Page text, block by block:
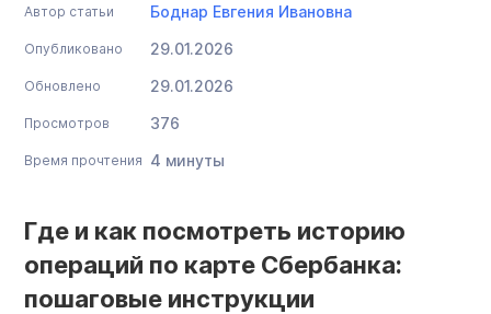
Автор статьи Боднар Евгения Ивановна
Опубликовано 29.01.2026
Обновлено 29.01.2026
Просмотров 376
Время прочтения 4 минуты
Где и как посмотреть историю
операций по карте Сбербанка:
пошаговые инструкции